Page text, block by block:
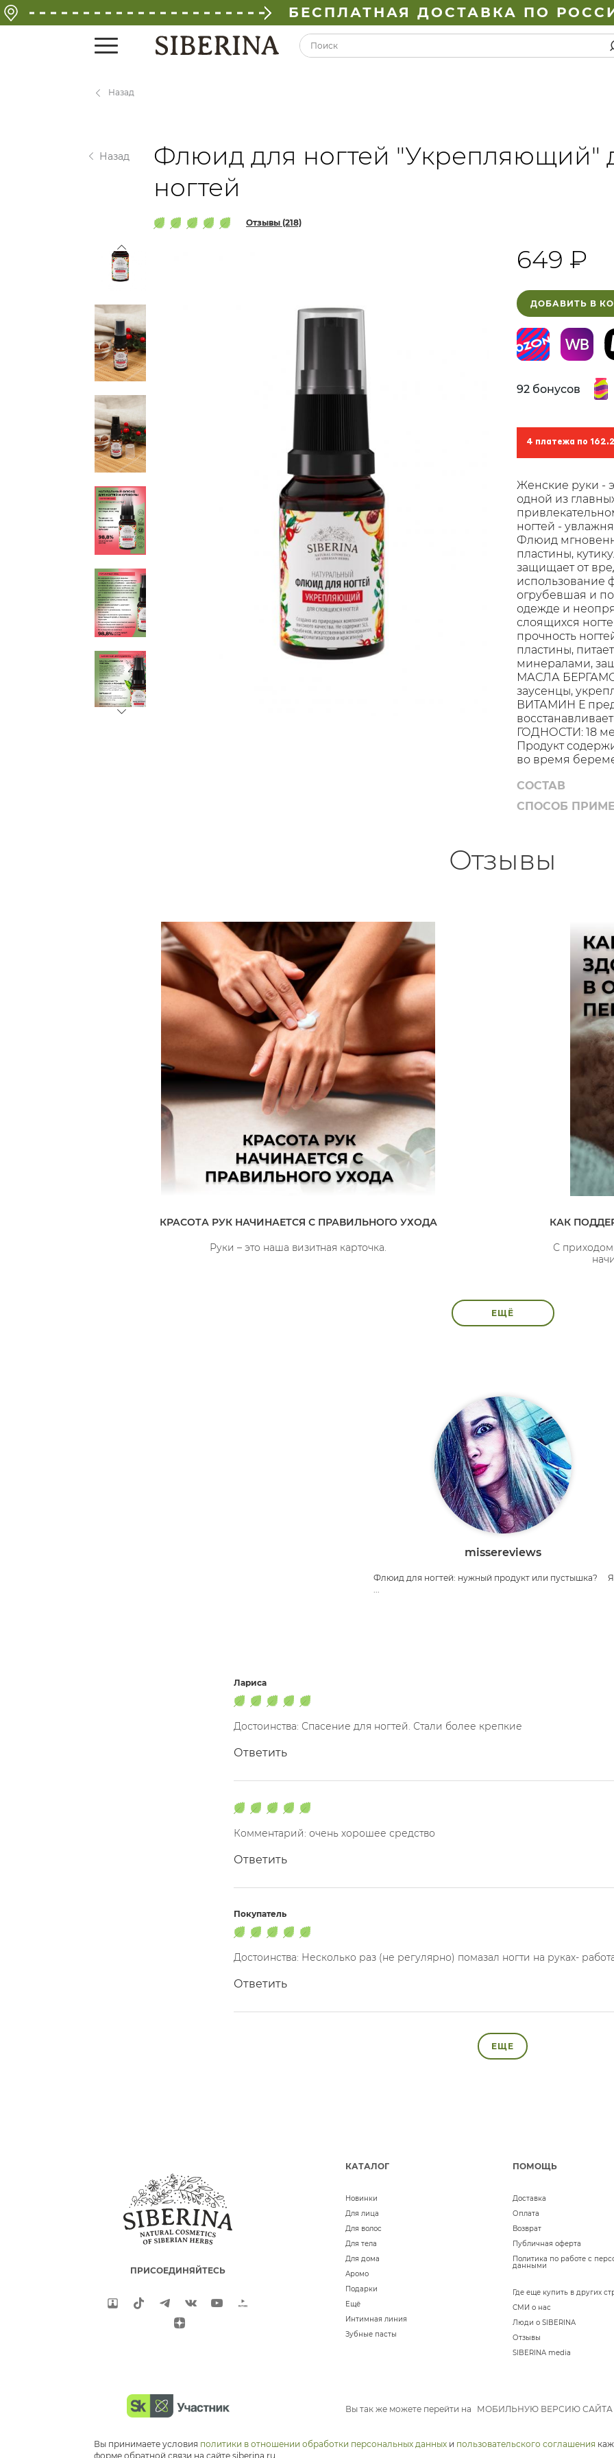
БЕСПЛАТНАЯ ДОСТАВКА ПО
Назад
Назад
Флюид для ногтей "Укрепляющий"
ногтей
Отзывы (218)
649 ₽
ДОБАВИТЬ В
92 бонусов
4 платежа по
Женские руки -
одной из
ногтей -
Флюид
пластины,
защищает от
использование
огрубевшая и
одежде и
слоящихся
прочность
пластины,
минералами,
МАСЛА
заусенцы,
ВИТАМИН Е
ГОДНОСТИ: 18
Продукт
во время
СОСТАВ
СПОСОБ
Отзывы
КРАСОТА РУК НАЧИНАЕТСЯ С ПРАВИЛЬНОГО УХОДА
Руки – это наша визитная карточка.
КАК
С приходом
ЕЩЁ
missereviews
Флюид для ногтей: нужный продукт или пустышка? ⠀
...
Лариса
Достоинства: Спасение для ногтей. Стали более крепкие
Ответить
Комментарий: очень хорошее средство
Ответить
Покупатель
Достоинства: Несколько раз (не регулярно) помазал ногти на руках-
Ответить
ЕЩЕ
ПРИСОЕДИНЯЙТЕСЬ
КАТАЛОГ
Новинки
Для лица
Для волос
Для тела
Для дома
Аромо
Подарки
Ещё
Интимная линия
Зубные пасты
ПОМОЩЬ
Доставка
Оплата
Возврат
Публичная оферта
Политика по работе с
данными
Где еще купить в других
СМИ о нас
Люди о SIBERINA
Отзывы
SIBERINA media
Вы так же можете перейти на МОБИЛЬНУЮ ВЕРСИЮ САЙТА
Вы принимаете условия политики в отношении обработки персональных данных и пользовательского соглашения
форме обратной связи на сайте siberina.ru